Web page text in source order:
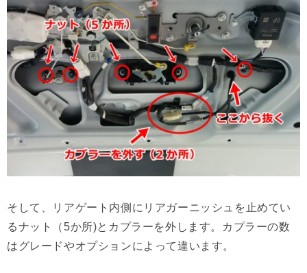
そして、リアゲート内側にリアガーニッシュを止めてい
るナット（5か所)とカプラーを外します。カプラーの数
はグレードやオプションによって違います。